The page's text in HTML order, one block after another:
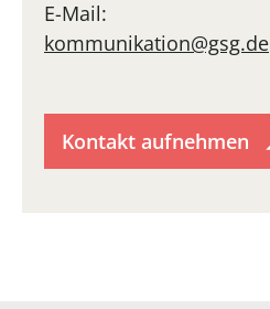
E-Mail:
kommunikation@gsg.de
Kontakt aufnehmen